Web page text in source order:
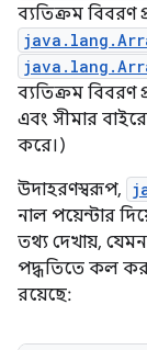
ব্যতিক্রম বিবরণ
ব্যতিক্রম বিবরণ
এবং সীমার
করে।)
উদাহরণস্বরূপ,
নাল পয়েন্টার
তথ্য দেখায়,
পদ্ধতিতে কল
রয়েছে: